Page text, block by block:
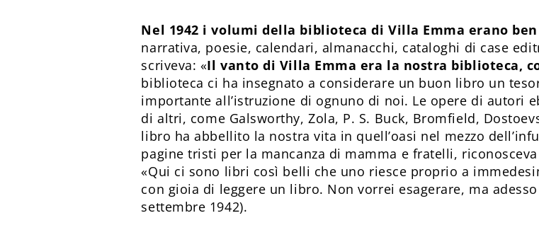
Nel 1942 i volumi della biblioteca di Villa Emma erano ben
narrativa, poesie, calendari, almanacchi, cataloghi di case
scriveva: «Il vanto di Villa Emma era la nostra biblioteca,
biblioteca ci ha insegnato a considerare un buon libro un
importante all’istruzione di ognuno di noi. Le opere di autori
di altri, come Galsworthy, Zola, P. S. Buck, Bromfield,
libro ha abbellito la nostra vita in quell’oasi nel mezzo
pagine tristi per la mancanza di mamma e fratelli,
«Qui ci sono libri così belli che uno riesce proprio a
con gioia di leggere un libro. Non vorrei esagerare, ma
settembre 1942).